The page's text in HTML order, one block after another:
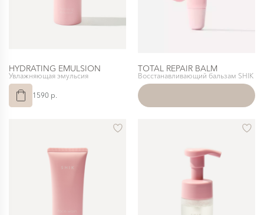
HYDRATING EMULSION
Увлажняющая эмульсия
1590 p.
TOTAL REPAIR BALM
Восстанавливающий бальзам SHIK